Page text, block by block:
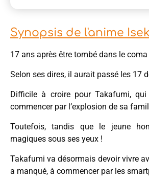
Synopsis de l'anime
17 ans après être tombé dans le
Selon ses dires, il aurait passé les 17
Difficile à croire pour Takafumi,
commencer par l’explosion de sa
Toutefois, tandis que le jeune
magiques sous ses yeux !
Takafumi va désormais devoir vivre
a manqué, à commencer par les